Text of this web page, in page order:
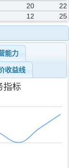
20
22
12 25
能力
收益线
指标